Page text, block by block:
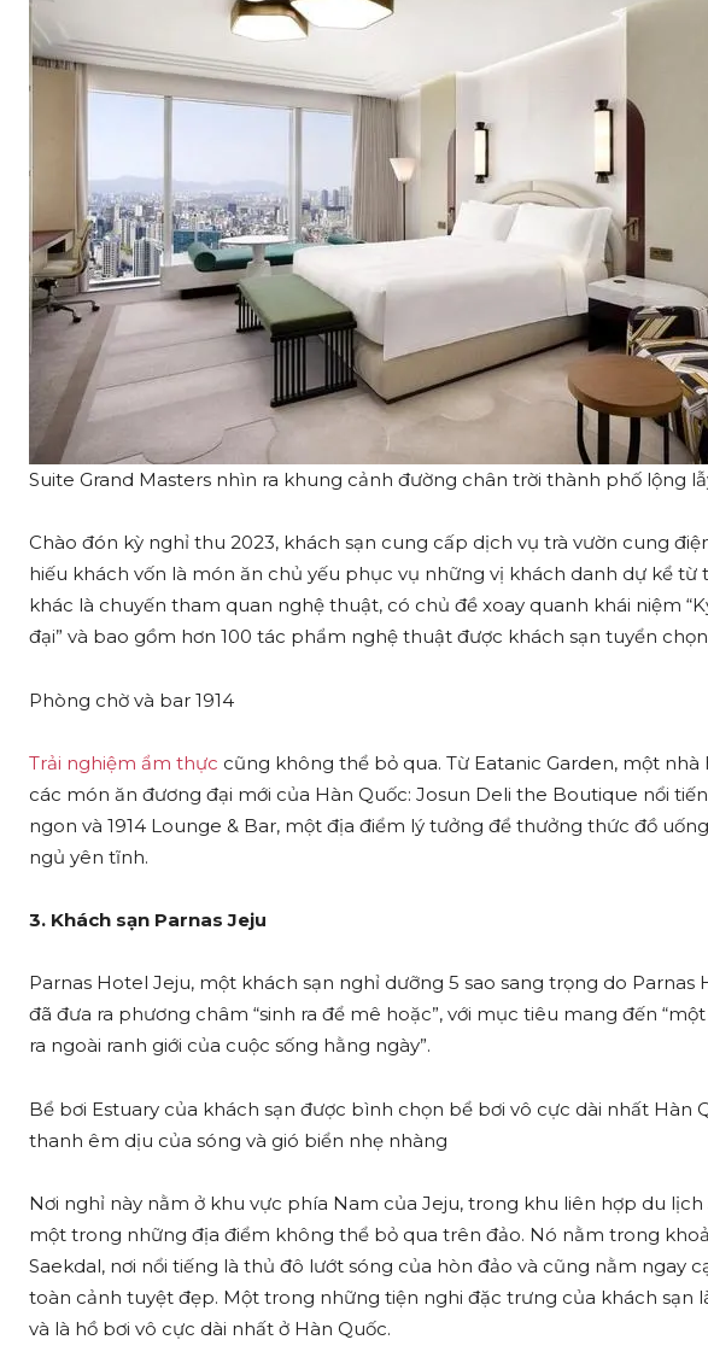
Suite Grand Masters nhìn ra khung cảnh đường chân trời thành phố lộng
Chào đón kỳ nghỉ thu 2023, khách sạn cung cấp dịch vụ trà vườn cung
hiếu khách vốn là món ăn chủ yếu phục vụ những vị khách danh dự kể từ
khác là chuyến tham quan nghệ thuật, có chủ đề xoay quanh khái niệm
đại” và bao gồm hơn 100 tác phẩm nghệ thuật được khách sạn tuyển
Phòng chờ và bar 1914
Trải nghiệm ẩm thực cũng không thể bỏ qua. Từ Eatanic Garden, một
các món ăn đương đại mới của Hàn Quốc: Josun Deli the Boutique nổi
ngon và 1914 Lounge & Bar, một địa điểm lý tưởng để thưởng thức đồ
ngủ yên tĩnh.
3. Khách sạn Parnas Jeju
Parnas Hotel Jeju, một khách sạn nghỉ dưỡng 5 sao sang trọng do
đã đưa ra phương châm “sinh ra để mê hoặc”, với mục tiêu mang đến
ra ngoài ranh giới của cuộc sống hằng ngày”.
Bể bơi Estuary của khách sạn được bình chọn bể bơi vô cực dài nhất Hàn
thanh êm dịu của sóng và gió biển nhẹ nhàng
Nơi nghỉ này nằm ở khu vực phía Nam của Jeju, trong khu liên hợp du
một trong những địa điểm không thể bỏ qua trên đảo. Nó nằm trong
Saekdal, nơi nổi tiếng là thủ đô lướt sóng của hòn đảo và cũng nằm ngay
toàn cảnh tuyệt đẹp. Một trong những tiện nghi đặc trưng của khách sạn
và là hồ bơi vô cực dài nhất ở Hàn Quốc.